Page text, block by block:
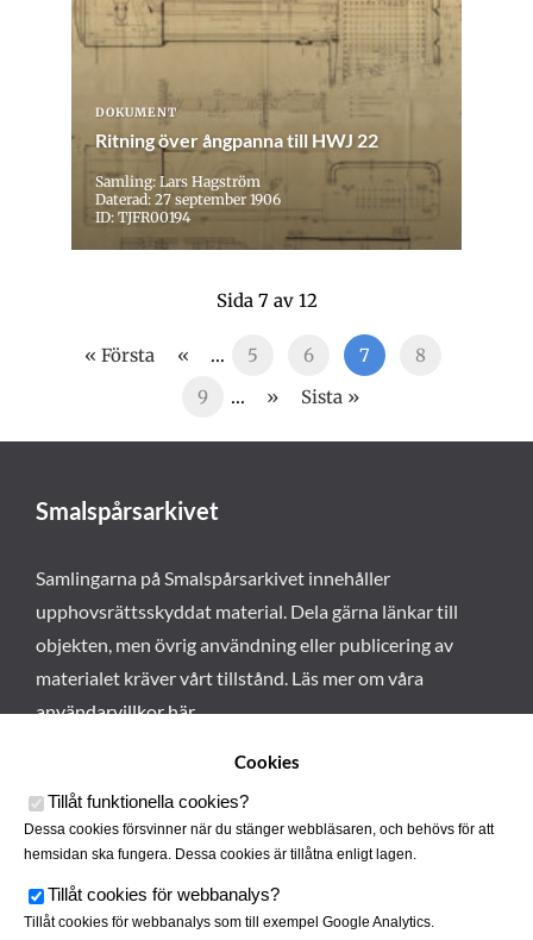
DOKUMENT
Ritning över ångpanna till HWJ 22
Samling: Lars Hagström
Daterad: 27 september 1906
ID: TJFR00194
Sida 7 av 12
« Första « ... 5 6 7
8
9
... » Sista »
Smalspårsarkivet
Samlingarna på Smalspårsarkivet innehåller
upphovsrättsskyddat material. Dela gärna länkar till
objekten, men övrig användning eller publicering av
materialet kräver vårt tillstånd. Läs mer om våra
användarvillkor här.
Cookies
Tillåt funktionella cookies?
Dessa cookies försvinner när du stänger webbläsaren, och behövs för att
hemsidan ska fungera. Dessa cookies är tillåtna enligt lagen.
Tillåt cookies för webbanalys?
Tillåt cookies för webbanalys som till exempel Google Analytics.